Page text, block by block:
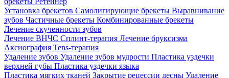
Установка брекетов Самолигирующие брекеты Выравнивание
зубов Частичные брекеты Комбинированные брекеты
Лечение скученности зубов
Лечение ВНЧС Сплинт-терапия Лечение бруксизма
Аксиография Tens-терапия
Удаление зубов Удаление зубов мудрости Пластика уздечки
верхней губы Пластика уздечки языка
Пластика мягких тканей Закрытие рецессии десны Удаление